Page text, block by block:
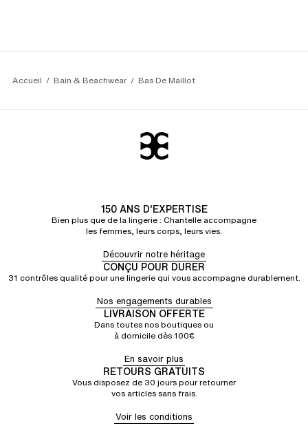
Accueil Bain & Beachwear Bas De Maillot
150 ANS D'EXPERTISE
Bien plus que de la lingerie : Chantelle accompagne
les femmes, leurs corps, leurs vies.
Découvrir notre héritage
CONÇU POUR DURER
31 contrôles qualité pour une lingerie qui vous accompagne durablement.
Nos engagements durables
LIVRAISON OFFERTE
Dans toutes nos boutiques ou
à domicile dès 100€
En savoir plus
RETOURS GRATUITS
Vous disposez de 30 jours pour retourner
vos articles sans frais.
Voir les conditions